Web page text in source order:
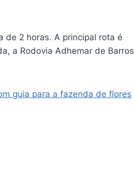
de 2 horas. A principal rota é
a Rodovia Adhemar de Barros
guia para a fazenda de flores